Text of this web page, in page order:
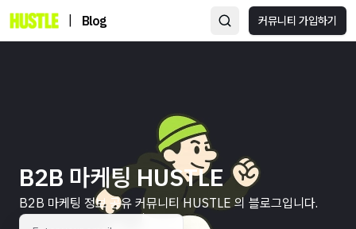
Blog 커뮤니티 가입하기
B2B 마케팅 HUSTLE
B2B 마케팅 정보 공유 커뮤니티 HUSTLE 의 블로그입니다.